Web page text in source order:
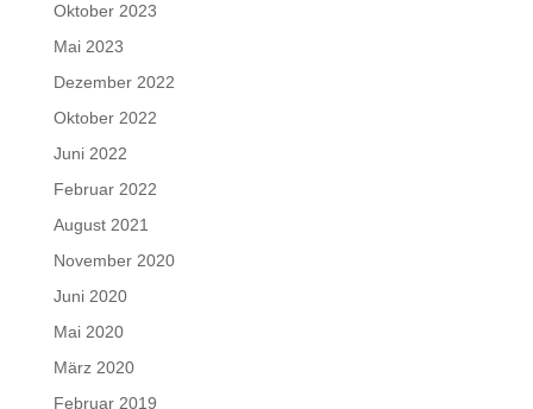
Oktober 2023
Mai 2023
Dezember 2022
Oktober 2022
Juni 2022
Februar 2022
August 2021
November 2020
Juni 2020
Mai 2020
März 2020
Februar 2019